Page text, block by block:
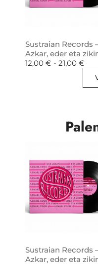
Sustraian Records
Azkar, eder eta
12,00 € - 21,00 €
Sustraian Records
Azkar, eder eta